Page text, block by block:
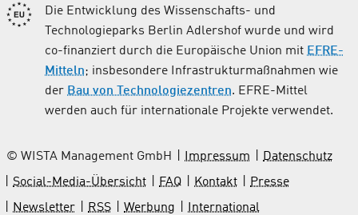
Die Entwicklung des Wissenschafts- und
Technologieparks Berlin Adlershof wurde und wird
co-finanziert durch die Europäische Union mit EFRE-
Mitteln; insbesondere Infrastrukturmaßnahmen wie
der Bau von Technologiezentren. EFRE-Mittel
werden auch für internationale Projekte verwendet.
© WISTA Management GmbH Impressum
Datenschutz
Social-Media-Übersicht
FAQ Kontakt
Presse
Newsletter
RSS Werbung International